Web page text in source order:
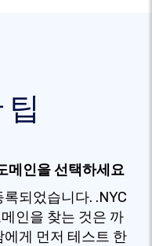
메인을 선택하세요
되었습니다. .NYC
인을 찾는 것은 까
게 먼저 테스트 한